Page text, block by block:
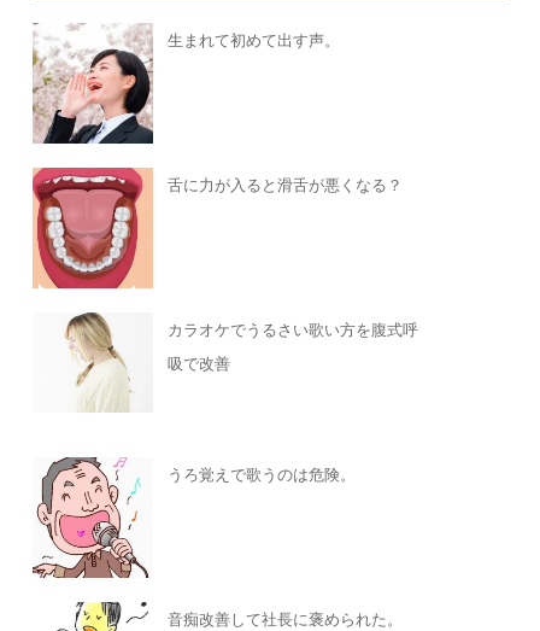
生まれて初めて出す声。
舌に力が入ると滑舌が悪くなる？
カラオケでうるさい歌い方を腹式呼
吸で改善
うろ覚えで歌うのは危険。
音痴改善して社長に褒められた。